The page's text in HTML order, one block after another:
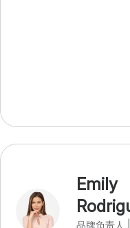
Emily
品牌负责人